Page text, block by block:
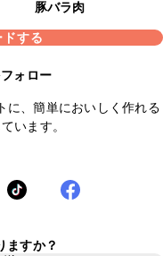
豚バラ肉
する
ォロー
に、簡単においしく作れる
います。
ますか？